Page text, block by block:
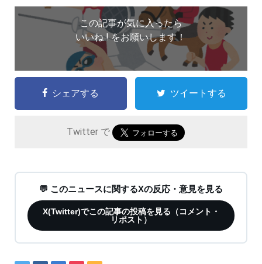
この記事が気に入ったら
いいね ! をお願いします！
シェアする ツイートする
Twitter で
💬 このニュースに関するXの反応・意見を見る
X(Twitter)でこの記事の投稿を見る（コメント・
リポスト）